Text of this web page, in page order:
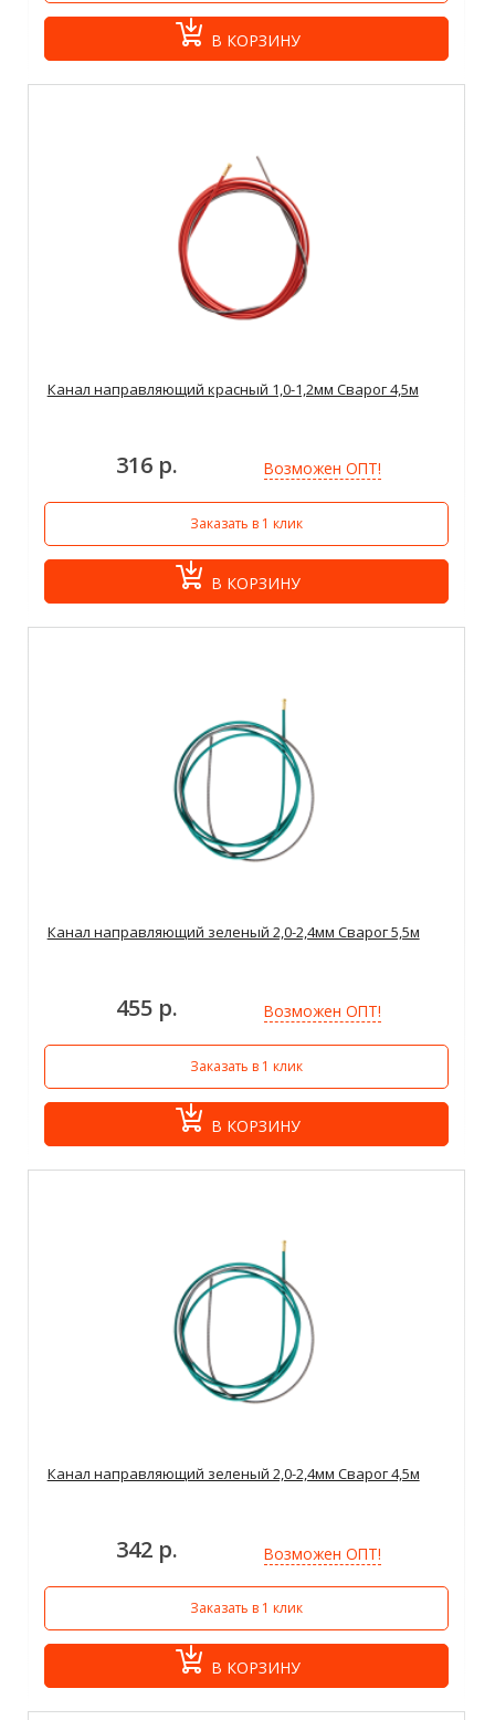
В КОРЗИНУ
Канал направляющий красный 1,0-1,2мм Сварог 4,5м
316 р. Возможен ОПТ!
Заказать в 1 клик
В КОРЗИНУ
Канал направляющий зеленый 2,0-2,4мм Сварог 5,5м
455 р. Возможен ОПТ!
Заказать в 1 клик
В КОРЗИНУ
Канал направляющий зеленый 2,0-2,4мм Сварог 4,5м
342 р. Возможен ОПТ!
Заказать в 1 клик
В КОРЗИНУ